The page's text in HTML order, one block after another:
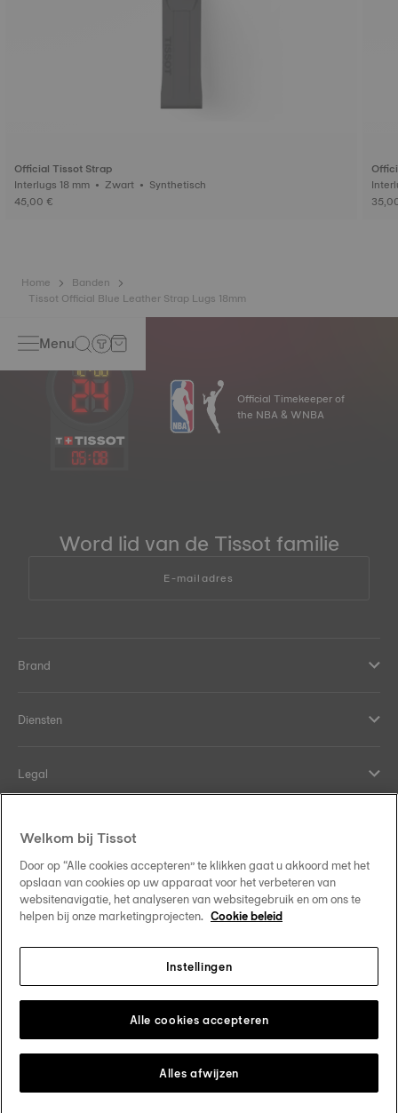
Official Tissot Strap
Interlugs 18 mm • Zwart • Synthetisch
45,00 €
Home
Banden
Tissot Official Blue Leather Strap Lugs 18mm
Menu
05:08
Official Timekeeper of
the NBA & WNBA
Word lid van de Tissot familie
E-mailadres
Brand
Diensten
Legal
Our commitments
Follow us on social media
Change country Tissot Copyrights 2026
Welkom bij Tissot
Door op “Alle cookies accepteren” te klikken gaat u akkoord met het
opslaan van cookies op uw apparaat voor het verbeteren van
websitenavigatie, het analyseren van websitegebruik en om ons te
helpen bij onze marketingprojecten. Cookie beleid
Instellingen
Alles afwijzen
Alle cookies accepteren